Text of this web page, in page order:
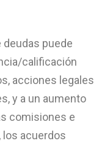
puede
calificación
acciones legales
y a un aumento
comisiones e
los acuerdos